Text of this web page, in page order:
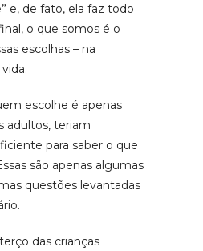
e, de fato, ela faz todo
o que somos é o
escolhas – na
escolhe é apenas
adultos, teriam
para saber o que
são apenas algumas
questões levantadas
das crianças